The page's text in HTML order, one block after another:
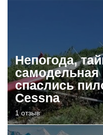
Непогода,
самодельная
спаслись
Cessna
1 отзыв